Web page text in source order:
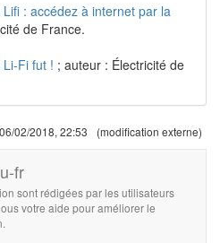
: accédez à internet par la
de France.
Fi fut ! ; auteur : Électricité de
02/2018, 22:53 (modification externe)
fr
sont rédigées par les utilisateurs
votre aide pour améliorer le